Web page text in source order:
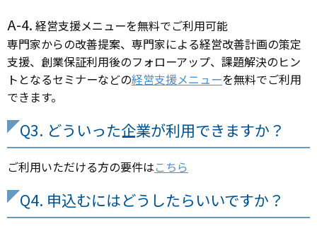
A-4. 経営支援メニューを無料でご利用可能
専門家からの改善提案、専門家による経営改善計画の策定
支援、創業保証利用後のフォローアップ、課題解決のヒン
トとなるセミナーなどの経営支援メニューを無料でご利用
できます。
Q3. どういった企業が利用できますか？
ご利用いただける方の要件はこちら
Q4. 申込むにはどうしたらいいですか？